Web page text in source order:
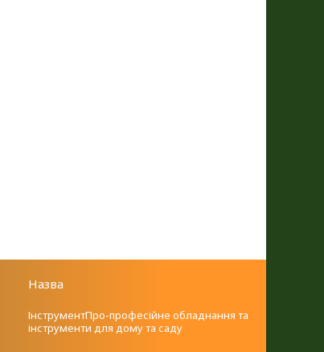
Назва
ІнструментПро-професійне обладнання та
інструменти для дому та саду